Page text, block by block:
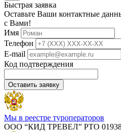
Быстрая заявка
Оставьте Ваши контактные
с Вами!
Имя
Телефон
E-mail
Код подтверждения
Оставить заявку
Мы в реестре туроператоров
ООО “КИД ТРЕВЕЛ” РТО